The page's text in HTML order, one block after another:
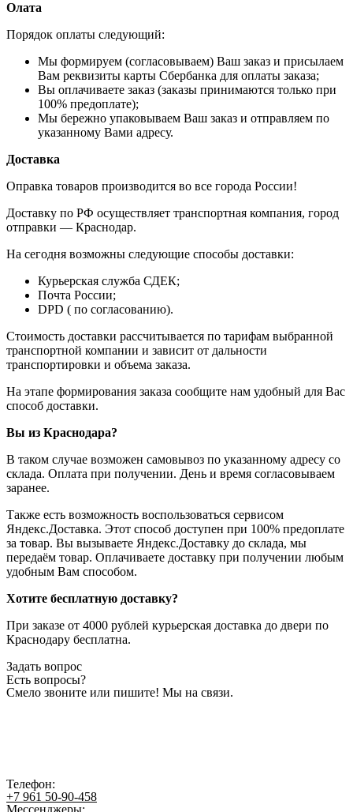
Олата
Порядок оплаты следующий:
Мы формируем (согласовываем) Ваш заказ и присылаем
Вам реквизиты карты Сбербанка для оплаты заказа;
Вы оплачиваете заказ (заказы принимаются только при
100% предоплате);
Мы бережно упаковываем Ваш заказ и отправляем по
указанному Вами адресу.
Доставка
Оправка товаров производится во все города России!
Доставку по РФ осуществляет транспортная компания, город
отправки — Краснодар.
На сегодня возможны следующие способы доставки:
Курьерская служба СДЕК;
Почта России;
DPD ( по согласованию).
Стоимость доставки рассчитывается по тарифам выбранной
транспортной компании и зависит от дальности
транспортировки и объема заказа.
На этапе формирования заказа сообщите нам удобный для Вас
способ доставки.
Вы из Краснодара?
В таком случае возможен самовывоз по указанному адресу со
склада. Оплата при получении. День и время согласовываем
заранее.
Также есть возможность воспользоваться сервисом
Яндекс.Доставка. Этот способ доступен при 100% предоплате
за товар. Вы вызываете Яндекс.Доставку до склада, мы
передаём товар. Оплачиваете доставку при получении любым
удобным Вам способом.
Хотите бесплатную доставку?
При заказе от 4000 рублей курьерская доставка до двери по
Краснодару бесплатна.
Задать вопрос
Есть вопросы?
Смело звоните или пишите! Мы на связи.
Телефон:
+7 961 50-90-458
Мессенджеры: